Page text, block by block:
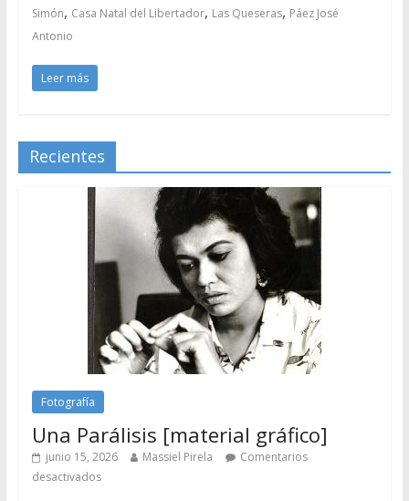
Simón, Casa Natal del Libertador, Las Queseras, Páez José
Antonio
Leer más
Recientes
Fotografía
Una Parálisis [material gráfico]
junio 15, 2026 Massiel Pirela
Comentarios
desactivados